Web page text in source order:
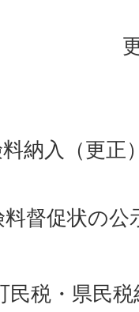
納入（更正
督促状の公
税・県民税